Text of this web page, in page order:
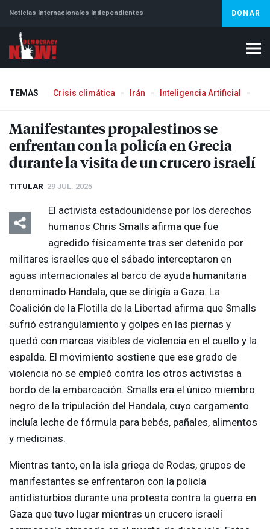
Noticias Internacionales Independientes DONAR
TEMAS Crisis climática Irán Inteligencia Artificial
Manifestantes propalestinos se
enfrentan con la policía en Grecia
durante la visita de un crucero israelí
TITULAR 29 JUL. 2025
El activista estadounidense por los derechos
humanos Chris Smalls afirma que fue
agredido físicamente tras ser detenido por
militares israelíes que el sábado interceptaron en
aguas internacionales al barco de ayuda humanitaria
denominado Handala, que se dirigía a Gaza. La
Coalición de la Flotilla de la Libertad afirma que Smalls
sufrió estrangulamiento y golpes en las piernas y
quedó con marcas visibles de violencia en el cuello y la
espalda. El movimiento sostiene que ese grado de
violencia no se empleó contra los otros activistas a
bordo de la embarcación. Smalls era el único miembro
negro de la tripulación del Handala, cuyo cargamento
incluía leche de fórmula para bebés, pañales, alimentos
y medicinas.
Mientras tanto, en la isla griega de Rodas, grupos de
manifestantes se enfrentaron con la policía
antidisturbios durante una protesta contra la guerra en
Gaza que tuvo lugar mientras un crucero israelí